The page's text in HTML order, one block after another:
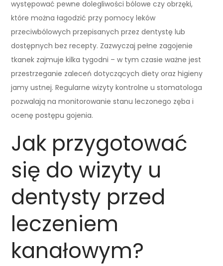
występować pewne dolegliwości bólowe czy obrzęki,
które można łagodzić przy pomocy leków
przeciwbólowych przepisanych przez dentystę lub
dostępnych bez recepty. Zazwyczaj pełne zagojenie
tkanek zajmuje kilka tygodni – w tym czasie ważne jest
przestrzeganie zaleceń dotyczących diety oraz higieny
jamy ustnej. Regularne wizyty kontrolne u stomatologa
pozwalają na monitorowanie stanu leczonego zęba i
ocenę postępu gojenia.
Jak przygotować
się do wizyty u
dentysty przed
leczeniem
kanałowym?